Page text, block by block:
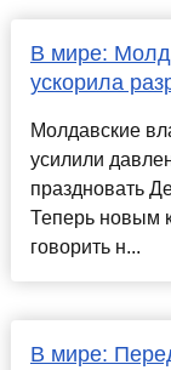
В мире:
ускорила
Молдавские
усилили
праздновать
Теперь новым
говорить н...
В мире: